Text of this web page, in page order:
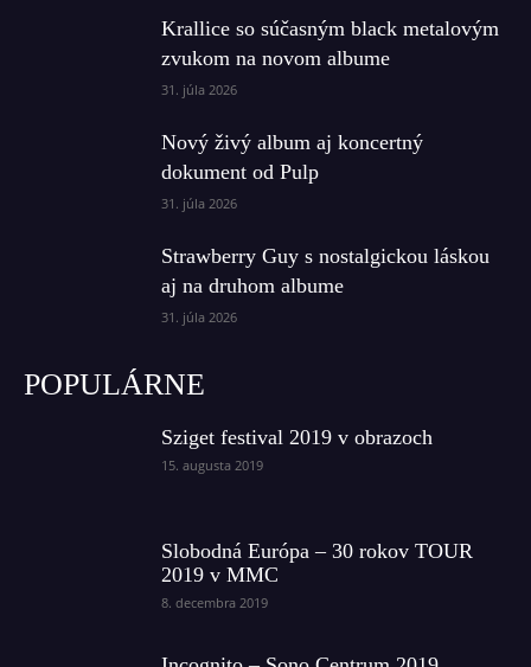
Krallice so súčasným black metalovým
zvukom na novom albume
31. júla 2026
Nový živý album aj koncertný
dokument od Pulp
31. júla 2026
Strawberry Guy s nostalgickou láskou
aj na druhom albume
31. júla 2026
POPULÁRNE
Sziget festival 2019 v obrazoch
15. augusta 2019
Slobodná Európa – 30 rokov TOUR
2019 v MMC
8. decembra 2019